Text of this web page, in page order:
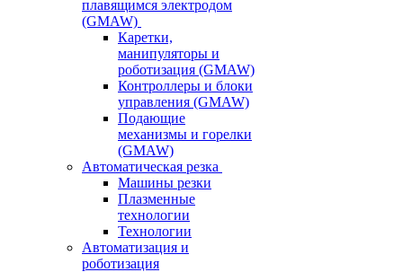
плавящимся электродом
(GMAW)
Каретки,
манипуляторы и
роботизация (GMAW)
Контроллеры и блоки
управления (GMAW)
Подающие
механизмы и горелки
(GMAW)
Автоматическая резка
Машины резки
Плазменные
технологии
Технологии
Автоматизация и
роботизация